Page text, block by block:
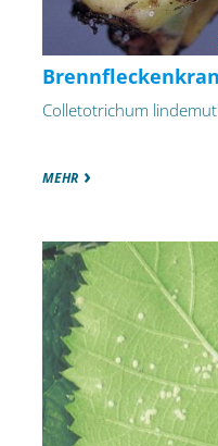
Colletotrichum
MEHR